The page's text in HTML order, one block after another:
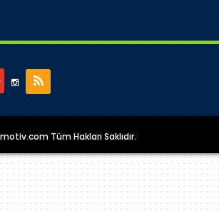
Tüm Hakları Saklıdır.